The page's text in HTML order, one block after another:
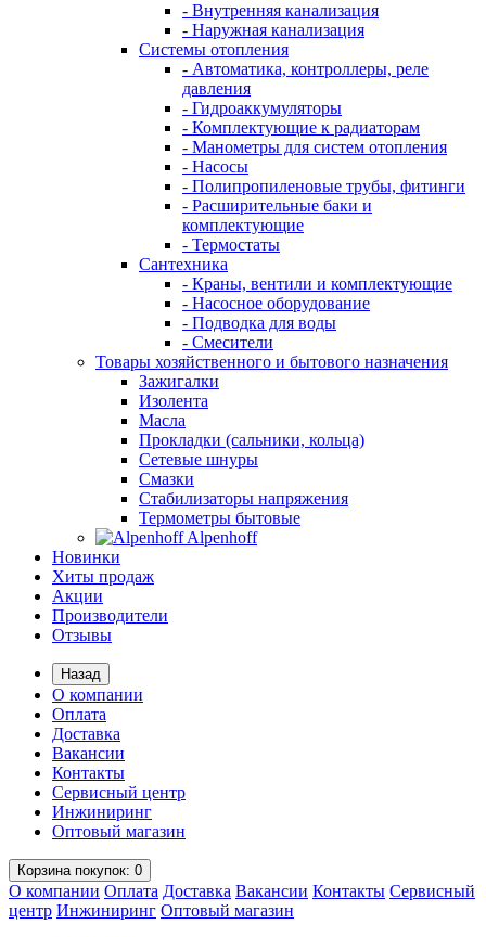
- Внутренняя канализация
- Наружная канализация
Системы отопления
- Автоматика, контроллеры, реле
давления
- Гидроаккумуляторы
- Комплектующие к радиаторам
- Манометры для систем отопления
- Насосы
- Полипропиленовые трубы, фитинги
- Расширительные баки и
комплектующие
- Термостаты
Сантехника
- Краны, вентили и комплектующие
- Насосное оборудование
- Подводка для воды
- Смесители
Товары хозяйственного и бытового назначения
Зажигалки
Изолента
Масла
Прокладки (сальники, кольца)
Сетевые шнуры
Смазки
Стабилизаторы напряжения
Термометры бытовые
Alpenhoff
Новинки
Хиты продаж
Акции
Производители
Отзывы
Назад
О компании
Оплата
Доставка
Вакансии
Контакты
Сервисный центр
Инжиниринг
Оптовый магазин
Корзинапокупок: 0
О компании Оплата Доставка Вакансии Контакты Сервисный
центр Инжиниринг Оптовый магазин